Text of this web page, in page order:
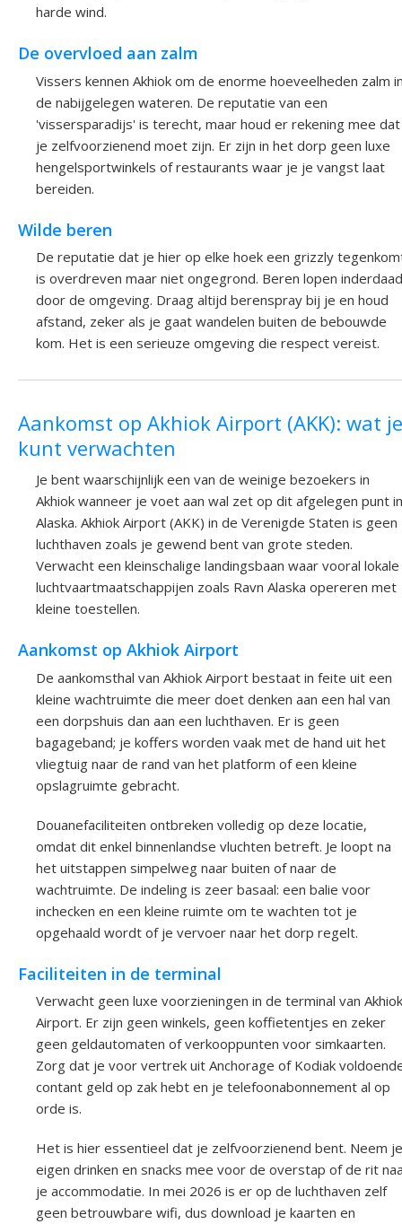
harde wind.
De overvloed aan zalm
Vissers kennen Akhiok om de enorme hoeveelheden zalm
de nabijgelegen wateren. De reputatie van een
'vissersparadijs' is terecht, maar houd er rekening mee dat
je zelfvoorzienend moet zijn. Er zijn in het dorp geen luxe
hengelsportwinkels of restaurants waar je je vangst laat
bereiden.
Wilde beren
De reputatie dat je hier op elke hoek een grizzly
is overdreven maar niet ongegrond. Beren lopen inderdaad
door de omgeving. Draag altijd berenspray bij je en houd
afstand, zeker als je gaat wandelen buiten de bebouwde
kom. Het is een serieuze omgeving die respect vereist.
Aankomst op Akhiok Airport (AKK): wat je
kunt verwachten
Je bent waarschijnlijk een van de weinige bezoekers in
Akhiok wanneer je voet aan wal zet op dit afgelegen punt in
Alaska. Akhiok Airport (AKK) in de Verenigde Staten is geen
luchthaven zoals je gewend bent van grote steden.
Verwacht een kleinschalige landingsbaan waar vooral lokale
luchtvaartmaatschappijen zoals Ravn Alaska opereren met
kleine toestellen.
Aankomst op Akhiok Airport
De aankomsthal van Akhiok Airport bestaat in feite uit een
kleine wachtruimte die meer doet denken aan een hal van
een dorpshuis dan aan een luchthaven. Er is geen
bagageband; je koffers worden vaak met de hand uit het
vliegtuig naar de rand van het platform of een kleine
opslagruimte gebracht.
Douanefaciliteiten ontbreken volledig op deze locatie,
omdat dit enkel binnenlandse vluchten betreft. Je loopt na
het uitstappen simpelweg naar buiten of naar de
wachtruimte. De indeling is zeer basaal: een balie voor
inchecken en een kleine ruimte om te wachten tot je
opgehaald wordt of je vervoer naar het dorp regelt.
Faciliteiten in de terminal
Verwacht geen luxe voorzieningen in de terminal van Akhiok
Airport. Er zijn geen winkels, geen koffietentjes en zeker
geen geldautomaten of verkooppunten voor simkaarten.
Zorg dat je voor vertrek uit Anchorage of Kodiak
contant geld op zak hebt en je telefoonabonnement al op
orde is.
Het is hier essentieel dat je zelfvoorzienend bent. Neem je
eigen drinken en snacks mee voor de overstap of de rit
je accommodatie. In mei 2026 is er op de luchthaven zelf
geen betrouwbare wifi, dus download je kaarten en